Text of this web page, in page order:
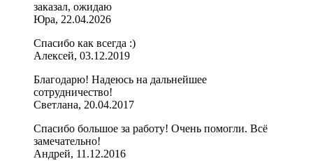
заказал, ожидаю
Юра, 22.04.2026
Спасибо как всегда :)
Алексей, 03.12.2019
Благодарю! Надеюсь на дальнейшее
сотрудничество!
Светлана, 20.04.2017
Спасибо большое за работу! Очень помогли. Всё
замечательно!
Андрей, 11.12.2016